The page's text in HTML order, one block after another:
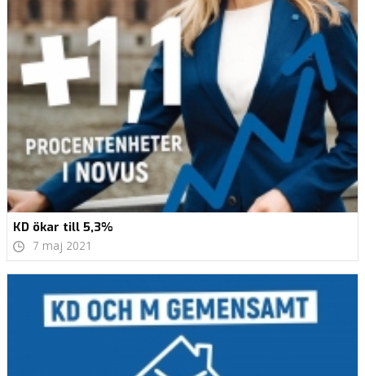
KD ökar till 5,3%
7 maj 2021